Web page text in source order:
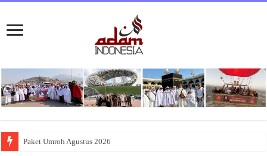
Paket Umroh Agustus 2026